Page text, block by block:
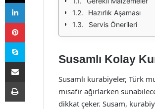
Hazırlık Aşaması
Servis Önerileri
Susamlı Kolay
Susamlı kurabiyeler, Türk
misafir ağırlarken
dikkat çeker. Susam,
LinkedIn
Pinterest
Skype
E-Posta ile paylaş